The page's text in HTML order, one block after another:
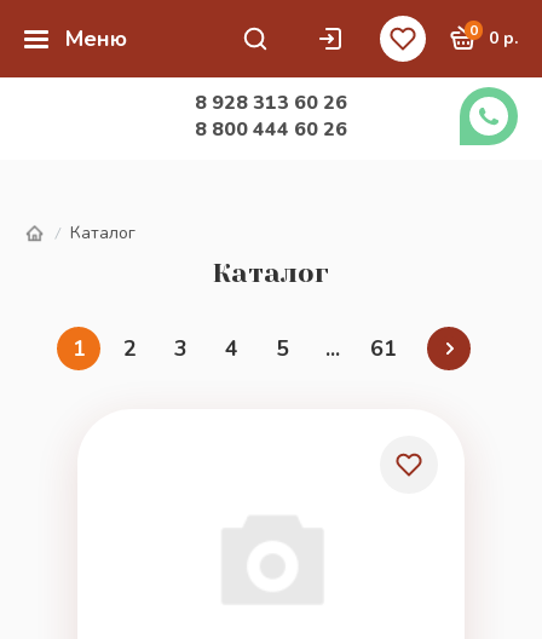
Меню 0 0 р.
8 928 313 60 26
8 800 444 60 26
/ Каталог
Каталог
1 2 3 4 5 ... 61